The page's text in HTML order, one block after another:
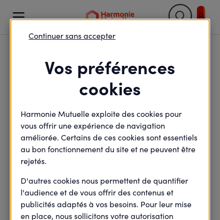

🎧 Remettre l'emploi au
centre du village [1/3]
2minute(s) de lecture
min de lecture
[PODCAST] Juste de l'autre côté du périphérique
lyonnais, le quartier Saint-Jean de Villeurbanne
Vos préférences
cookies
Harmonie Mutuelle exploite des cookies pour
vous offrir une expérience de navigation
améliorée. Certains de ces cookies sont essentiels
au bon fonctionnement du site et ne peuvent être
rejetés.
D'autres cookies nous permettent de quantifier
l'audience et de vous offrir des contenus et
publicités adaptés à vos besoins. Pour leur mise
en place, nous sollicitons votre autorisation
Continuer sans accepter